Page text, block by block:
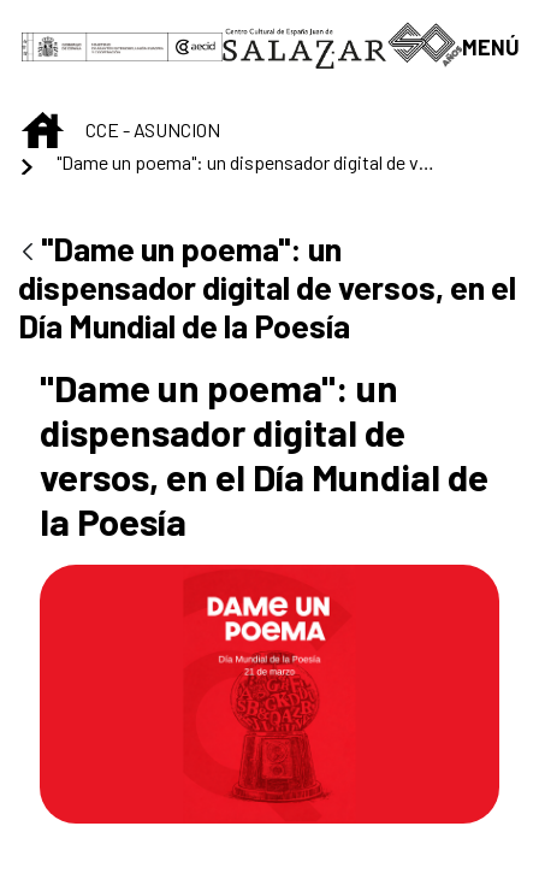
Saltar al contenido principal
MENÚ
INICIOCCE - ASUNCION
"Dame un poema": un
dispensador digital de versos, en el
Día Mundial de la Poesía
"Dame un poema": un
dispensador digital de
versos, en el Día Mundial de
la Poesía